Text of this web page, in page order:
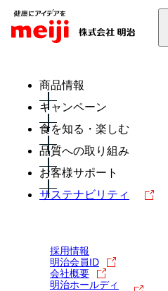
商品情報
キャンペーン
食を知る・楽しむ
品質への取り組み
お客様サポート
サステナビリティ
採用情報
明治会員ID
会社概要
明治ホールディ